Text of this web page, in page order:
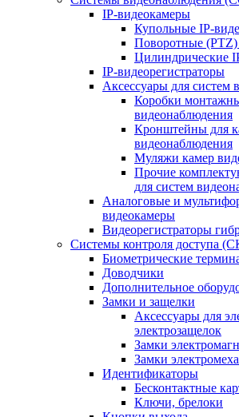
IP-видеокамеры
Купольные IP-
Поворотные
Цилиндрические
IP-видеорегистраторы
Аксессуары для систем
Коробки
видеонаблюдения
Кронштейны для
видеонаблюдения
Муляжи камер
Прочие
для систем
Аналоговые и
видеокамеры
Видеорегистраторы
Системы контроля доступа
Биометрические
Доводчики
Дополнительное
Замки и защелки
Аксессуары для
электрозащелок
Замки
Замки
Идентификаторы
Бесконтактные
Ключи, брелоки